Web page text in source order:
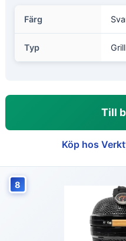
Färg
Typ Grill
Till
Köp hos
8